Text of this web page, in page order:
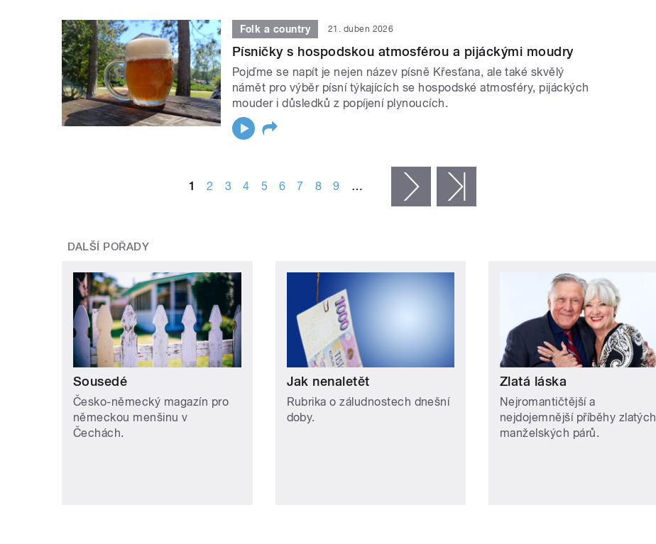
Folk a country 21. duben 2026
Písničky s hospodskou atmosférou a pijáckými moudry
Pojďme se napít je nejen název písně Křesťana, ale také skvělý
námět pro výběr písní týkajících se hospodské atmosféry, pijáckých
mouder i důsledků z popíjení plynoucích.
1 2 3 4 5 6 7 8 9 … následující ›
DALŠÍ POŘADY
Sousedé
Česko-německý magazín pro
německou menšinu v
Čechách.
Jak nenaletět
Rubrika o záludnostech dnešní
doby.
Zlatá láska
Nejromantičtější a
nejdojemnější příběhy zlatých
manželských párů.